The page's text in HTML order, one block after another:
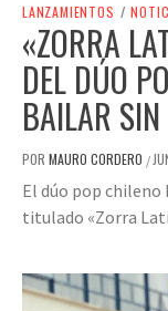
LANZAMIENTOS /
«ZORRA
DEL DÚO
BAILAR
POR MAURO CORDERO /
El dúo pop
titulado «Zorra